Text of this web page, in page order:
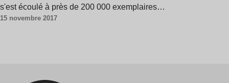
s'est écoulé à près de 200 000 exemplaires…
15 novembre 2017